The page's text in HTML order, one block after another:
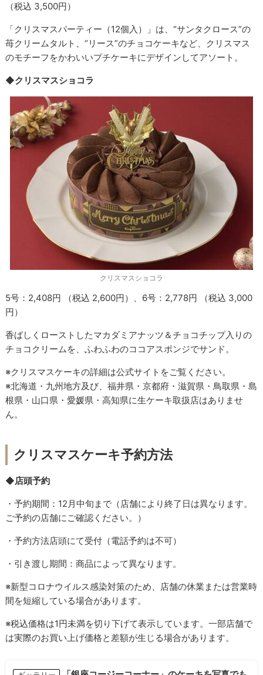
（税込 3,500円）
「クリスマスパーティー（12個入）」は、“サンタクロース”の
苺クリームタルト、“リース”のチョコケーキなど、クリスマス
のモチーフをかわいいプチケーキにデザインしてアソート。
◆クリスマスショコラ
クリスマスショコラ
5号：2,408円 （税込 2,600円）、6号：2,778円 （税込 3,000
円）
香ばしくローストしたマカダミアナッツ＆チョコチップ入りの
チョコクリームを、ふわふわのココアスポンジでサンド。
※クリスマスケーキの詳細は公式サイトをご覧ください。
※北海道・九州地方及び、福井県・京都府・滋賀県・鳥取県・島
根県・山口県・愛媛県・高知県に生ケーキ取扱店はありませ
ん。
クリスマスケーキ予約方法
◆店頭予約
・予約期間：12月中旬まで（店舗により終了日は異なります。
ご予約の店舗にご確認ください。）
・予約方法店頭にて受付（電話予約は不可）
・引き渡し期間：商品によって異なります。
※新型コロナウイルス感染対策のため、店舗の休業または営業時
間を短縮している場合があります。
※税込価格は1円未満を切り下げて表示しています。一部店舗で
は実際のお買い上げ価格と差額が生じる場合があります。